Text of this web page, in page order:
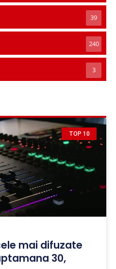
39
240
3
TOP 10
mai difuzate
30,